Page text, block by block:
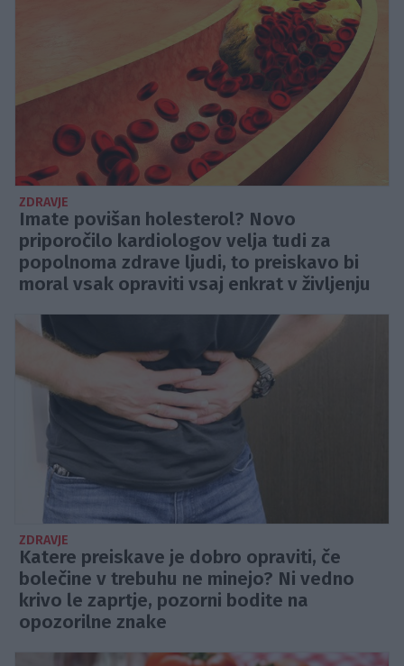
ZDRAVJE
Imate povišan holesterol? Novo
priporočilo kardiologov velja tudi za
popolnoma zdrave ljudi, to preiskavo bi
moral vsak opraviti vsaj enkrat v življenju
ZDRAVJE
Katere preiskave je dobro opraviti, če
bolečine v trebuhu ne minejo? Ni vedno
krivo le zaprtje, pozorni bodite na
opozorilne znake